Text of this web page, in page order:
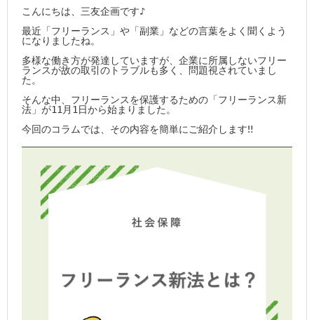
会社概要
会社概要
沿革
さんゆうはじめて物語
店舗案内 ～Shop Info～
保険のQ＆A
お問い合わせ・資料請求
こんにちは、三友企画です♪
最近「フリーランス」や「副業」などの言葉をよく聞くよう
になりましたね。
多様な働き方が発達していますが、企業に所属しないフリー
ランスが故の取引のトラブルも多く、問題視されていまし
た。
そんな中、フリーランスを保護するための「フリーランス新
法」が11月1日から始まりました。
今回のコラムでは、その内容を簡単にご紹介します‼